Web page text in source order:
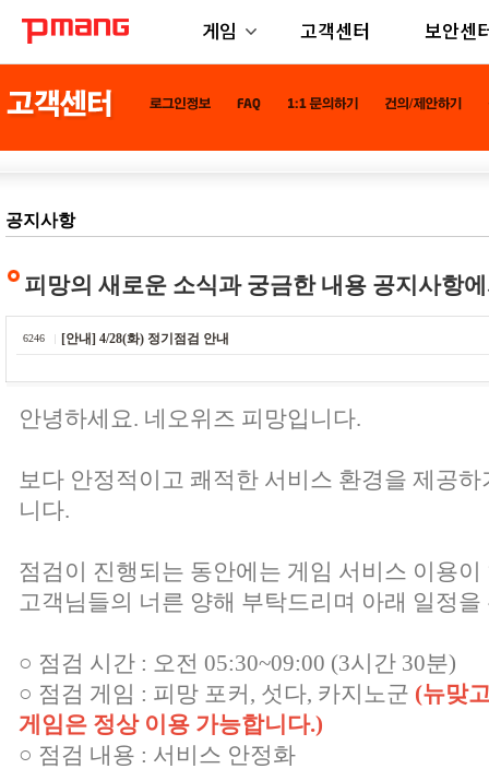
게임 고객센터 보안센
공지사항
피망의 새로운 소식과 궁금한 내용 공지사항
6246 [안내] 4/28(화) 정기점검 안내
안녕하세요. 네오위즈 피망입니다.
보다 안정적이고 쾌적한 서비스 환경을 제공
니다.
점검이 진행되는 동안에는 게임 서비스 이용
고객님들의 너른 양해 부탁드리며 아래 일정
○ 점검 시간 : 오전 05:30~09:00 (3시간 30분)
○ 점검 게임 : 피망 포커, 섯다, 카지노군 (뉴맞
게임은 정상 이용 가능합니다.)
○ 점검 내용 : 서비스 안정화